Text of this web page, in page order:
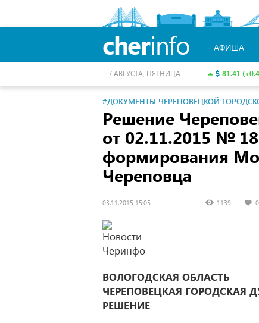
cherinfo АФИША
81.41
7 АВГУСТА, ПЯТНИЦА
#ДОКУМЕНТЫ ЧЕРЕПОВЕЦКОЙ
Решение
от 02.11.2015 №
формирования
Череповца
03.11.2015 15:05 1139 0
ВОЛОГОДСКАЯ ОБЛАСТЬ
ЧЕРЕПОВЕЦКАЯ ГОРОДСКАЯ
РЕШЕНИЕ